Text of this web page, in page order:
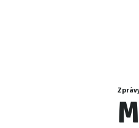
se
zde: